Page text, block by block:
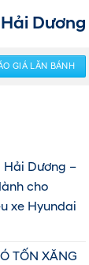
Dương
GIÁ LĂN BÁNH
Dương –
cho
xe Hyundai
TỐN XĂNG